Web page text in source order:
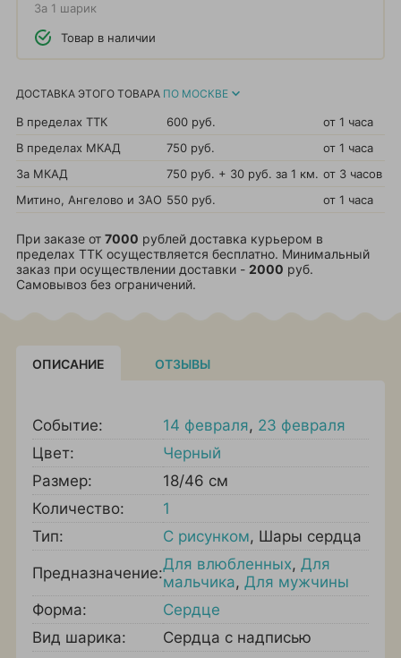
За 1 шарик
Товар в наличии
ДОСТАВКА ЭТОГО ТОВАРА ПО МОСКВЕ
В пределах ТТК 600 руб.
от 1 часа
В пределах МКАД
750 руб.
от 1 часа
За МКАД
750 руб. + 30 руб. за 1 км. от 3 часов
Митино, Ангелово и ЗАО 550 руб. от 1 часа
При заказе от 7000 рублей доставка курьером в
пределах ТТК осуществляется бесплатно. Минимальный
заказ при осуществлении доставки - 2000 руб.
Самовывоз без ограничений.
ОПИСАНИЕ ОТЗЫВЫ
Событие: 14 февраля, 23 февраля
Цвет:
Черный
Размер:
18/46 см
Количество:
1
Тип:
С рисунком, Шары сердца
Предназначение:Для влюбленных, Для
мальчика, Для мужчины
Форма:
Сердце
Вид шарика:
Сердца с надписью